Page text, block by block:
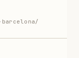
barcelona/